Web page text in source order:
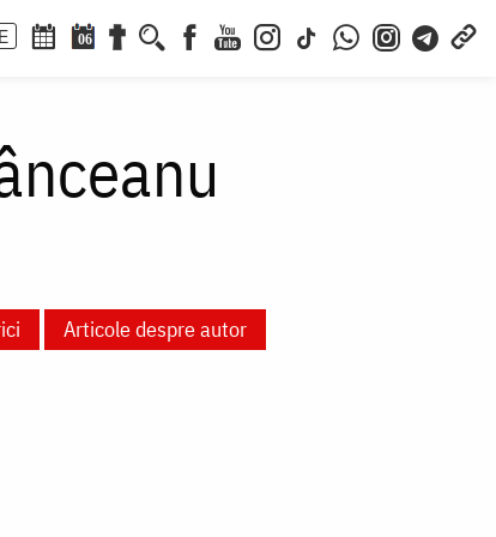
06
Articole despre autor